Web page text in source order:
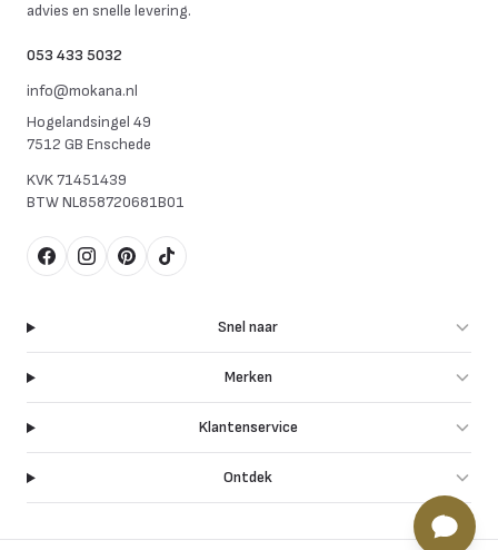
advies en snelle levering.
053 433 5032
info@mokana.nl
Hogelandsingel 49
7512 GB Enschede
KVK71451439
BTWNL858720681B01
FacebookInstagram
Pinterest
TikTok
Snel naar
Merken
Klantenservice
Ontdek